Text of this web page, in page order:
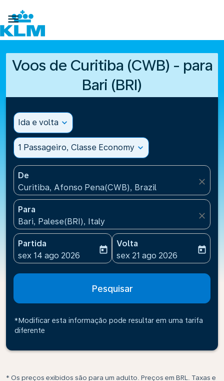

Voos de Curitiba (CWB) - para
Bari (BRI)
Ida e volta expand_more
1 Passageiro, Classe Economy expand_more
De
Curitiba, Afonso Pena(CWB), Brazil
close
Para
Bari, Palese(BRI), Italy
close
Partida
fc-booking-departure-date-aria-label
sex 14 ago 2026
today
Volta
fc-booking-return-date-
sex 21 ago 2026
today
Pesquisar
*Modificar esta informação pode resultar em uma tarifa
diferente
* Os preços exibidos são para um adulto. Preços em BRL. Taxas e